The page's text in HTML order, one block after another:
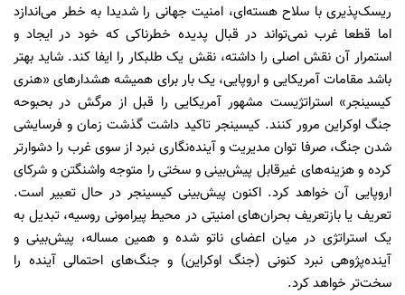
ریسک‌پذیری با سلاح هسته‌ای، امنیت جهانی را شدیدا به خطر می‌اندازد
اما قطعا غرب نمی‌تواند در قبال پدیده خطرناکی که خود در ایجاد و
استمرار آن نقش اصلی را داشته، نقش یک طلبکار را ایفا کند. شاید بهتر
باشد مقامات آمریکایی و اروپایی، یک بار برای همیشه هشدارهای «هنری
کیسینجر» استراتژیست مشهور آمریکایی را قبل از مرگش در بحبوحه
جنگ اوکراین مرور کنند. کیسینجر تاکید داشت گذشت زمان و فرسایشی
شدن جنگ، صرفا توان مدیریت و آینده‌نگاری نبرد از سوی غرب را دشوارتر
کرده و هزینه‌های غیرقابل پیش‌بینی و سختی را متوجه واشنگتن و شرکای
اروپایی آن خواهد کرد. اکنون پیش‌بینی کیسینجر در حال تعبیر است.
تعریف یا بازتعریف بحران‌های امنیتی در محیط پیرامونی روسیه، تبدیل به
یک استراتژی در میان اعضای ناتو شده و همین مساله، پیش‌بینی و
آینده‌پژوهی نبرد کنونی (جنگ اوکراین) و جنگ‌های احتمالی آینده را
سخت‌تر خواهد کرد.